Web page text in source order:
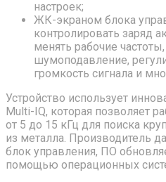
настроек;
ЖК-экраном блока
контролировать заряд
менять рабочие
шумоподавление,
громкость сигнала и
Устройство использует
Multi-IQ, которая позволяет
от 5 до 15 кГц для поиска
из металла. Производитель
блок управления, ПО
помощью операционных